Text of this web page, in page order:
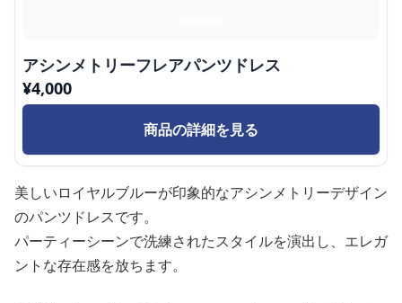
アシンメトリーフレアパンツドレス
¥4,000
商品の詳細を見る
美しいロイヤルブルーが印象的なアシンメトリーデザイン
のパンツドレスです。
パーティーシーンで洗練されたスタイルを演出し、エレガ
ントな存在感を放ちます。